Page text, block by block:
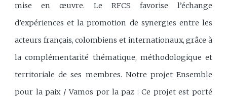
mise en œuvre. Le RFCS favorise l’échange
d’expériences et la promotion de synergies entre les
acteurs français, colombiens et internationaux, grâce à
la complémentarité thématique, méthodologique et
territoriale de ses membres. Notre projet Ensemble
pour la paix / Vamos por la paz : Ce projet est porté